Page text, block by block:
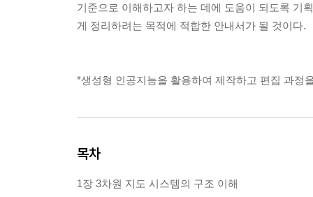
기준으로 이해하고자 하는 데에 도움이 되도록 기
게 정리하려는 목적에 적합한 안내서가 될 것이다.
*생성형 인공지능을 활용하여 제작하고 편집 과정
목차
1장 3차원 지도 시스템의 구조 이해